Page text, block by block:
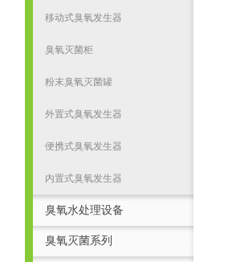
移动式臭氧发生器
臭氧灭菌柜
粉末臭氧灭菌罐
外置式臭氧发生器
便携式臭氧发生器
内置式臭氧发生器
臭氧水处理设备
臭氧灭菌系列